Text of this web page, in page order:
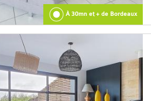
À 30mn et + de Bordeaux